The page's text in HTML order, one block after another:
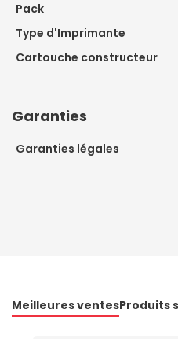
Pack
Type d'Imprimante
Cartouche constructeur
Garanties
Garanties légales
Meilleures ventesProduits